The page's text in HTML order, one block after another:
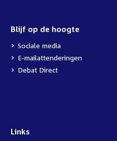
Blijf op de hoogte
Sociale media
E-mailattenderingen
Debat Direct
Links